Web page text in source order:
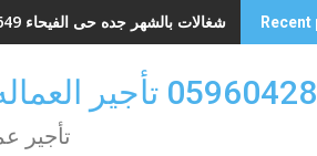
شغالات بالشهر جده حى الفيحاء 0577265649
العماله المنزليه بالساعه والشهر بالرياض
تأجير